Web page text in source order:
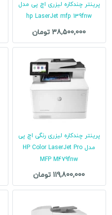
پرینتر چندکاره لیزری اچ پی مدل
hp LaserJet mfp 139fnw
38,500,000 تومان
پرینتر چندکاره لیزری رنگی اچ پی
مدل HP Color LaserJet Pro
MFP M479fnw
119,800,000 تومان